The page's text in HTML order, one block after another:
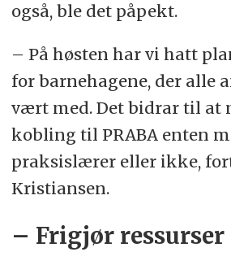
også, ble det påpekt.
– På høsten har vi hatt
for barnehagene, der alle
vært med. Det bidrar til at
kobling til PRABA enten
praksislærer eller ikke,
Kristiansen.
– Frigjør ressurser